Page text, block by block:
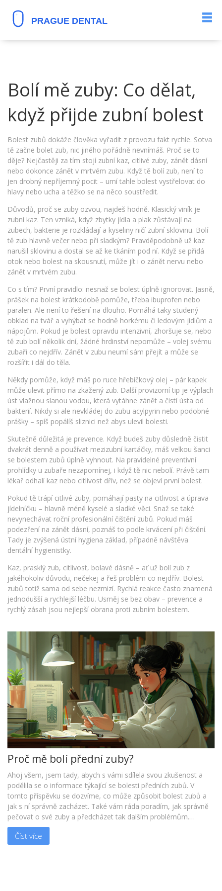
Bolí mě zuby: Co dělat,
když přijde zubní bolest
Bolest zubů dokáže člověka vyřadit z provozu fakt rychle. Sotva
tě začne bolet zub, nic jiného pořádně nevnímáš. Proč se to
děje? Nejčastěji za tím stojí zubní kaz, citlivé zuby, zánět dásní
nebo dokonce zánět v mrtvém zubu. Když tě bolí zub, není to
jen drobný nepříjemný pocit – umí tahle bolest vystřelovat do
hlavy nebo ucha a těžko se na něco soustředit.
Důvodů, proč se zuby ozvou, najdeš hodně. Klasický viník je
zubní kaz. Ten vzniká, když zbytky jídla a plak zůstávají na
zubech, bakterie je rozkládají a kyseliny ničí zubní sklovinu. Bolí
tě zub hlavně večer nebo při sladkým? Pravděpodobně už kaz
narušil sklovinu a dostal se až ke tkáním pod ní. Když se přidá
otok nebo bolest na skousnutí, může jít i o zánět nervu nebo
zánět v mrtvém zubu.
Co s tím? První pravidlo: nesnaž se bolest úplně ignorovat. Jasně,
prášek na bolest krátkodobě pomůže, třeba ibuprofen nebo
paralen. Ale není to řešení na dlouho. Pomáhá taky studený
obklad na tvář a vyhýbat se hodně horkému či ledovým jídlům a
nápojům. Pokud je bolest opravdu intenzivní, zhoršuje se, nebo
tě zub bolí několik dní, žádné hrdinství nepomůže – volej svému
zubaři co nejdřív. Zánět v zubu neumí sám přejít a může se
rozšířit i dál do těla.
Někdy pomůže, když máš po ruce hřebíčkový olej – pár kapek
může ulevit přímo na zkažený zub. Další provizorní tip je výplach
úst vlažnou slanou vodou, která vytáhne zánět a čistí ústa od
bakterií. Nikdy si ale nevkládej do zubu acylpyrin nebo podobné
prášky – spíš popálíš sliznici než abys ulevil bolesti.
Skutečně důležitá je prevence. Když budeš zuby důsledně čistit
dvakrát denně a používat mezizubní kartáčky, máš velkou šanci
se bolestem zubů úplně vyhnout. Na pravidelné preventivní
prohlídky u zubaře nezapomínej, i když tě nic nebolí. Právě tam
lékař odhalí kaz nebo citlivost dřív, než se objeví první bolest.
Pokud tě trápí citlivé zuby, pomáhají pasty na citlivost a úprava
jídelníčku – hlavně méně kyselé a sladké věci. Snaž se také
nevynechávat roční profesionální čištění zubů. Pokud máš
podezření na zánět dásní, poznáš to podle krvácení při čištění.
Tady je zvýšená ústní hygiena základ, případně návštěva
dentální hygienistky.
Kaz, prasklý zub, citlivost, bolavé dásně – ať už bolí zub z
jakéhokoliv důvodu, nečekej a řeš problém co nejdřív. Bolest
zubů totiž sama od sebe nezmizí. Rychlá reakce často znamená
jednodušší a rychlejší léčbu. Usměj se bez obav – prevence a
rychlý zásah jsou nejlepší obrana proti zubním bolestem.
Proč mě bolí přední zuby?
Ahoj všem, jsem tady, abych s vámi sdílela svou zkušenost a
podělila se o informace týkající se bolesti předních zubů. V
tomto příspěvku se dozvíme, co může způsobit bolest zubů a
jak s ní správně zacházet. Také vám ráda poradím, jak správně
pečovat o své zuby a předcházet tak dalším problémům.
Připojte se ke mně a pojďme tento problém společně řešit.
Číst více